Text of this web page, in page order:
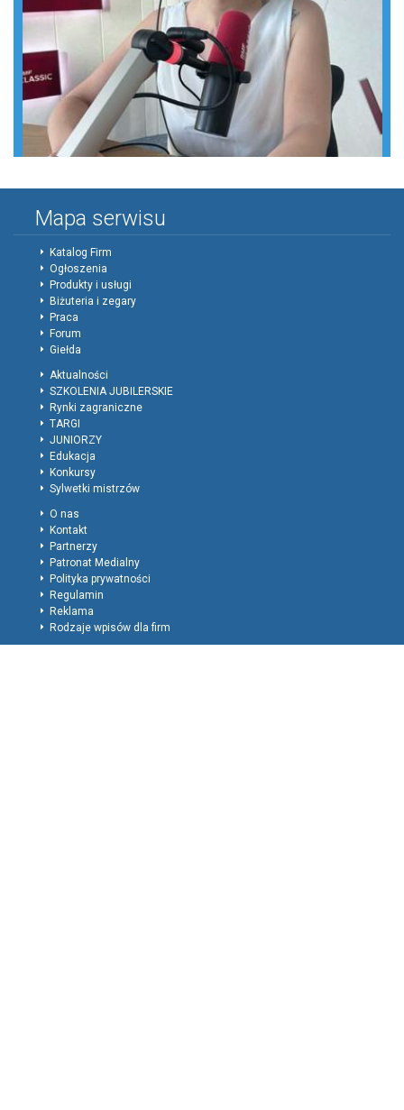
Mapa serwisu
Katalog Firm
Ogłoszenia
Produkty i usługi
Biżuteria i zegary
Praca
Forum
Giełda
Aktualności
SZKOLENIA JUBILERSKIE
Rynki zagraniczne
TARGI
JUNIORZY
Edukacja
Konkursy
Sylwetki mistrzów
O nas
Kontakt
Partnerzy
Patronat Medialny
Polityka prywatności
Regulamin
Reklama
Rodzaje wpisów dla firm